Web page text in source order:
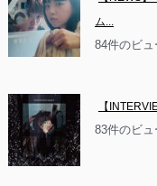
ム...
84件のビュ
【
83件のビュ